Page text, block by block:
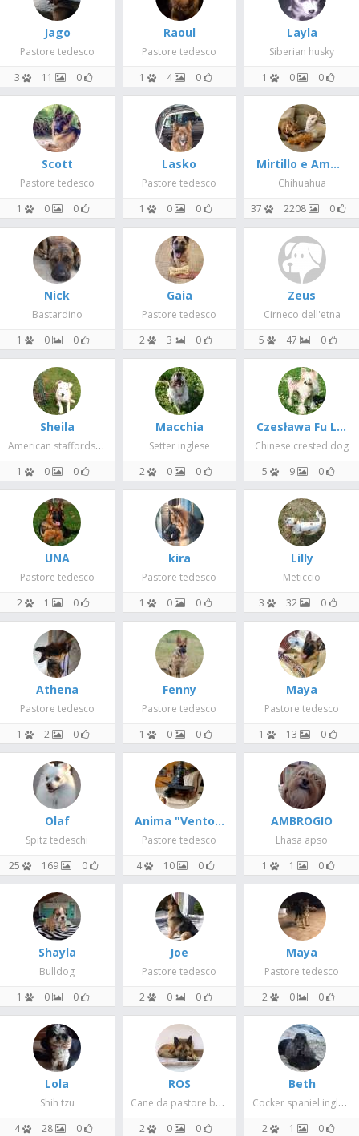
Jago
Pastore tedesco
3
11 0
Raoul
Pastore tedesco
1
4 0
Layla
Siberian husky
1
0 0
Scott
Pastore tedesco
1
0 0
Lasko
Pastore tedesco
1
0 0
Mirtillo e Ambra
Chihuahua
37
2208 0
Nick
Bastardino
1
0 0
Gaia
Pastore tedesco
2
3 0
Zeus
Cirneco dell'etna
5
47 0
Sheila
American staffordshire terrier
1 0 0
Macchia
Setter inglese
2
0 0
Czesława Fu Lu Shou aka Marilyn
Chinese crested dog
5
9 0
UNA
Pastore tedesco
2
1 0
kira
Pastore tedesco
1
0 0
Lilly
Meticcio
3
32 0
Athena
Pastore tedesco
1
2 0
Fenny
Pastore tedesco
1
0 0
Maya
Pastore tedesco
1
13 0
Olaf
Spitz tedeschi
25
169 0
Anima "Vento Grigio"
Pastore tedesco
4
10 0
AMBROGIO
Lhasa apso
1
1 0
Shayla
Bulldog
1
0 0
Joe
Pastore tedesco
2
0 0
Maya
Pastore tedesco
2
0 0
Lola
Shih tzu
4
28 0
ROS
Cane da pastore belga
2 0 0
Beth
Cocker spaniel inglese
2 1 0